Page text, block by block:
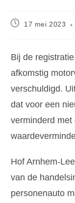
17 mei 2023
Bij de
afkomstig
verschuldigd.
dat voor een
verminderd
Hof Arnhem-
van de
personenauto